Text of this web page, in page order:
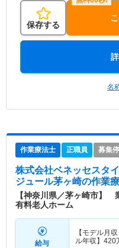
保存する
名
作業療法士 正職員 募集
株式会社ベネッセスタ
ジュール茅ヶ崎の作業
【神奈川県／茅ヶ崎市】
有料老人ホーム
給与
【モデル月収
ル年収】 420